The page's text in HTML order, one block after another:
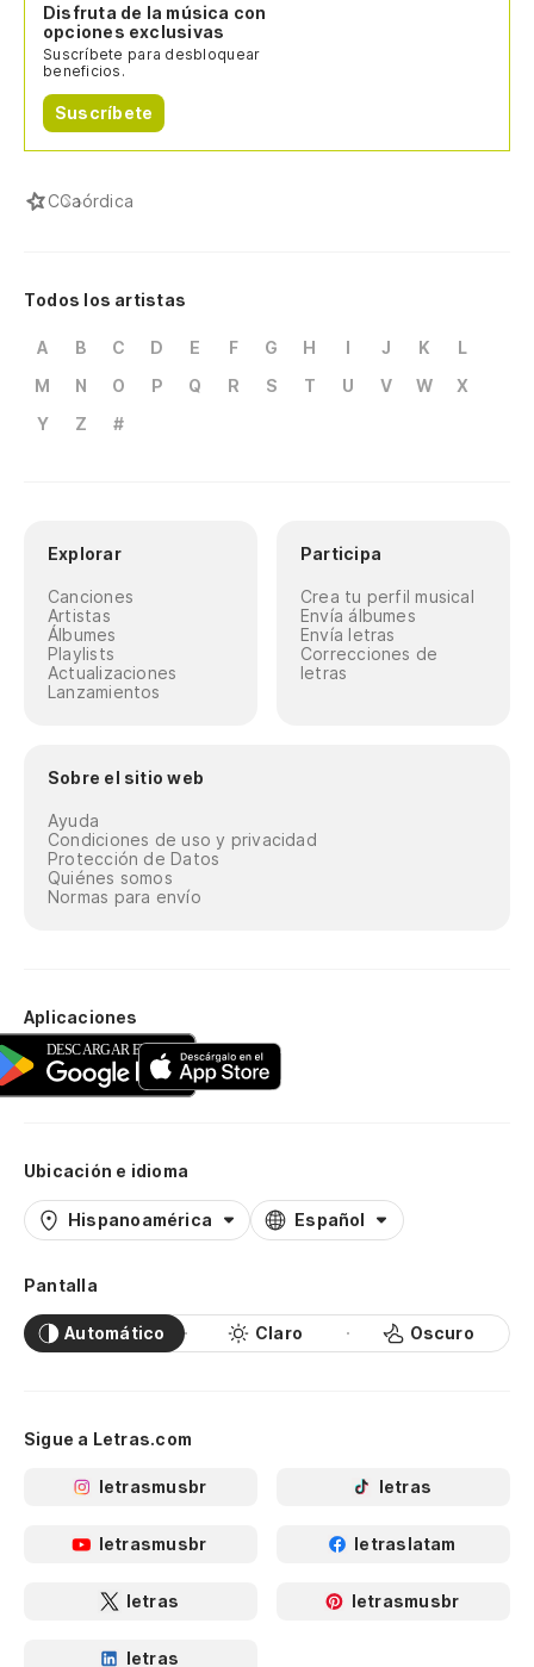
Disfruta de la música con
opciones exclusivas
Suscríbete para desbloquear
beneficios.
Suscríbete
CCaórdica
Todos los artistas
A B C D E F G H I J K
L
M
N O P Q R S T U V W
X
Y
Z #
Explorar
Canciones
Artistas
Álbumes
Playlists
Actualizaciones
Lanzamientos
Participa
Crea tu perfil musical
Envía álbumes
Envía letras
Correcciones de
letras
Sobre el sitio web
Ayuda
Condiciones de uso y privacidad
Protección de Datos
Quiénes somos
Normas para envío
Aplicaciones
Ubicación e idioma
Hispanoamérica Español
Pantalla
Automático Claro Oscuro
Sigue a Letras.com
letrasmusbr letras
letrasmusbr letraslatam
letras letrasmusbr
letras